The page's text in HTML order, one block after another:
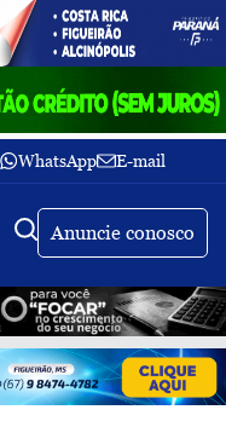
WhatsApp E-mail
Anuncie conosco
Buscar